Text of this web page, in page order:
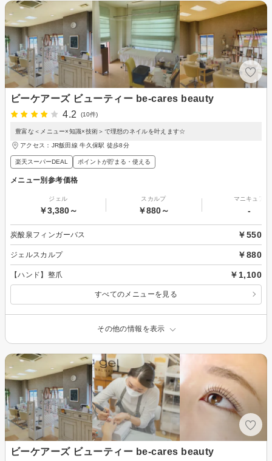
ビーケアーズ ビューティー be-cares beauty
4.2
(10件)
豊富な＜メニュー×知識×技術＞で理想のネイルを叶えます☆
アクセス：JR飯田線 牛久保駅 徒歩8分
楽天スーパーDEAL ポイントが貯まる・使える
メニュー別参考価格
ジェル
￥3,380～
スカルプ
￥880～
マニキュア
-
炭酸泉フィンガーバス ￥550
ジェルスカルプ ￥880
【ハンド】整爪 ￥1,100
すべてのメニューを見る
その他の情報を表示
ビーケアーズ ビューティー be-cares beauty